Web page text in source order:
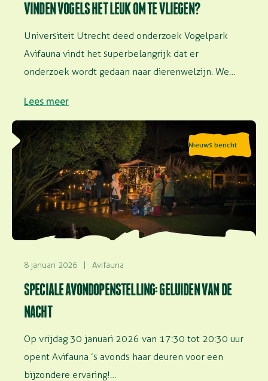
VINDEN VOGELS HET LEUK OM TE VLIEGEN?
Universiteit Utrecht deed onderzoek Vogelpark
Avifauna vindt het superbelangrijk dat er
onderzoek wordt gedaan naar dierenwelzijn. We
Lees meer
Nieuws bericht
8 januari 2026 | Avifauna
SPECIALE AVONDOPENSTELLING: GELUIDEN VAN DE
NACHT
Op vrijdag 30 januari 2026 van 17:30 tot 20:30 uur
opent Avifauna ’s avonds haar deuren voor een
bijzondere ervaring!…
Lees meer over Speciale avondopenstelling: Geluiden
van de nacht